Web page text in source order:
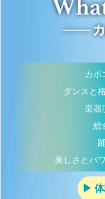
カポ
ダンスと
楽器
総
美しさとパ
▶︎